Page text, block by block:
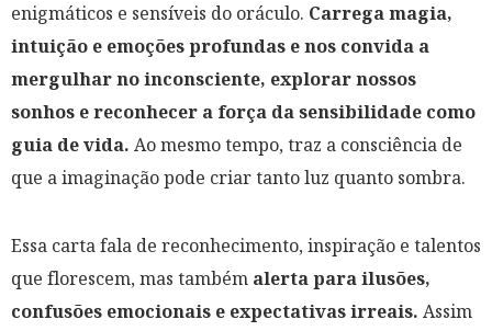
enigmáticos e sensíveis do oráculo. Carrega magia,
intuição e emoções profundas e nos convida a
mergulhar no inconsciente, explorar nossos
sonhos e reconhecer a força da sensibilidade como
guia de vida. Ao mesmo tempo, traz a consciência de
que a imaginação pode criar tanto luz quanto sombra.
Essa carta fala de reconhecimento, inspiração e talentos
que florescem, mas também alerta para ilusões,
confusões emocionais e expectativas irreais. Assim